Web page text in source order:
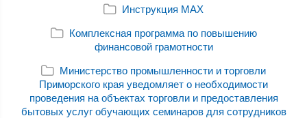
Инструкция MAX
Комплексная программа по повышению
финансовой грамотности
Министерство промышленности и торговли
Приморского края уведомляет о необходимости
проведения на объектах торговли и предоставления
бытовых услуг обучающих семинаров для сотрудников